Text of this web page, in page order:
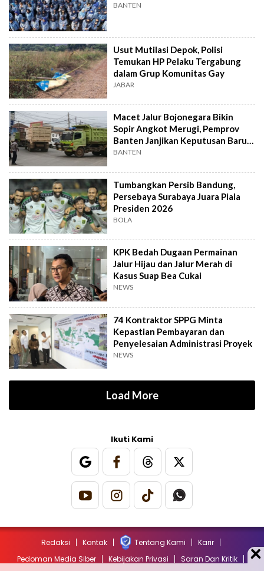
BANTEN
Usut Mutilasi Depok, Polisi
Temukan HP Pelaku Tergabung
dalam Grup Komunitas Gay
JABAR
Macet Jalur Bojonegara Bikin
Sopir Angkot Merugi, Pemprov
Banten Janjikan Keputusan Baru 4
Hari Lagi
BANTEN
Tumbangkan Persib Bandung,
Persebaya Surabaya Juara Piala
Presiden 2026
BOLA
KPK Bedah Dugaan Permainan
Jalur Hijau dan Jalur Merah di
Kasus Suap Bea Cukai
NEWS
74 Kontraktor SPPG Minta
Kepastian Pembayaran dan
Penyelesaian Administrasi Proyek
NEWS
Load More
Ikuti Kami
Redaksi Kontak Tentang Kami
Karir
Pedoman Media Siber
Kebijakan Privasi
Saran Dan Kritik